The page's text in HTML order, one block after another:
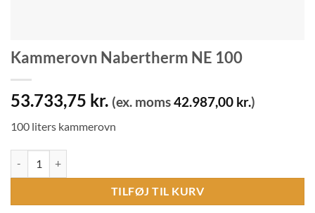
Kammerovn Nabertherm NE 100
53.733,75 kr. (ex. moms42.987,00 kr.)
100 liters kammerovn
TILFØJ TIL KURV